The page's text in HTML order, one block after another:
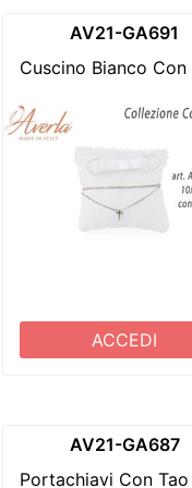
Bimba
Applicazione
AV21-GA691
Cuscino Bianco
ACCEDI
Medaglietta Calice
9xh.10 Cm
AV21-GA687
Portachiavi Con